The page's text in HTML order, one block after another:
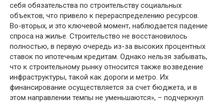
себя обязательства по строительству социальных
объектов, что привело к перераспределению ресурсов.
Во-вторых, и это ключевой момент, наблюдается падение
спроса на жилье. Строительство не восстановилось
полностью, в первую очередь из-за высоких процентных
ставок по ипотечным кредитам. Однако нельзя забывать,
что к строительному рынку относится также возведение
инфраструктуры, такой как дороги и метро. Их
финансирование осуществляется за счет бюджета, и в
этом направлении темпы не уменьшаются», – подчеркнул